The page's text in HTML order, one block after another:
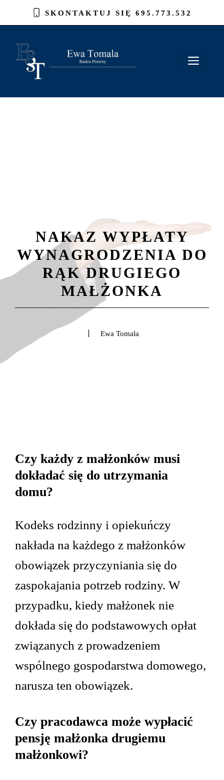
Przejdź
do
treści
SKONTAKTUJ SIĘ 695.773.532
NAKAZ WYPŁATY
WYNAGRODZENIA DO
RĄK DRUGIEGO
MAŁŻONKA
Ewa Tomala
Czy każdy z małżonków musi
dokładać się do utrzymania
domu?
Kodeks rodzinny i opiekuńczy
nakłada na każdego z małżonków
obowiązek przyczyniania się do
zaspokajania potrzeb rodziny. W
przypadku, kiedy małżonek nie
dokłada się do podstawowych opłat
związanych z prowadzeniem
wspólnego gospodarstwa domowego,
narusza ten obowiązek.
Czy pracodawca może wypłacić
pensję małżonka drugiemu
małżonkowi?